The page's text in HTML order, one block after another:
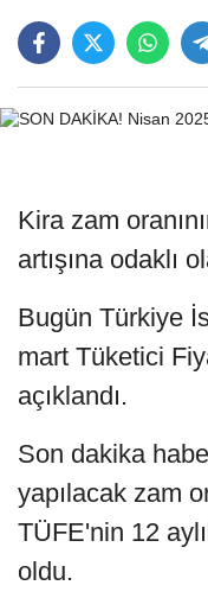
Kira zam
artışına odaklı
Bugün Türkiye
mart Tüketici
açıklandı.
Son dakika
yapılacak zam
TÜFE'nin 12
oldu.